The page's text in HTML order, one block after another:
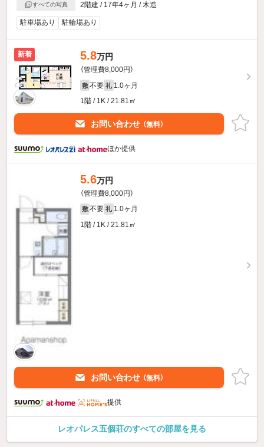
すべての写真
2階建 / 17年4ヶ月 / 木造
駐車場あり 駐輪場あり
新着 5.8万円
（管理費8,000円）
敷 不要 礼 1.0ヶ月
1階 / 1K / 21.81㎡
お問い合わせ （無料）
ほか提供
5.6万円
（管理費8,000円）
敷 不要 礼 1.0ヶ月
1階 / 1K / 21.81㎡
お問い合わせ （無料）
提供
レオパレス五個荘のすべての部屋を見る